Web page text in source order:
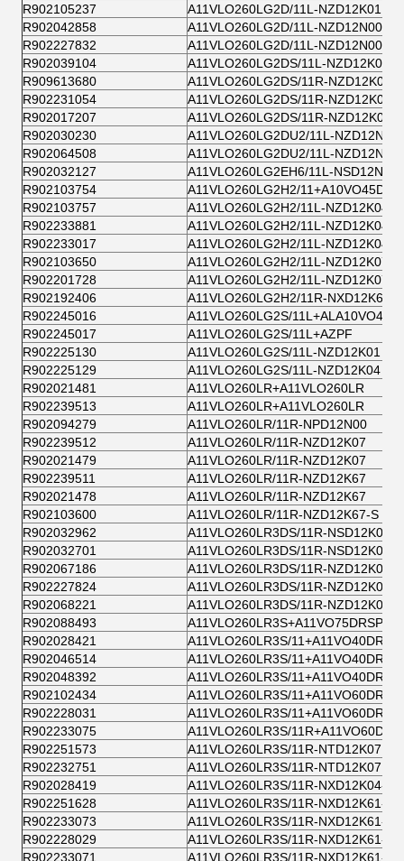
R902105237
A11VLO260LG2D/11L-NZD12K01
R902042858
A11VLO260LG2D/11L-NZD12N00
R902227832
A11VLO260LG2D/11L-NZD12N00-S
R902039104
A11VLO260LG2DS/11L-NZD12K02-S
R909613680
A11VLO260LG2DS/11R-NZD12K01-S
R902231054
A11VLO260LG2DS/11R-NZD12K02-S
R902017207
A11VLO260LG2DS/11R-NZD12K02-S
R902030230
A11VLO260LG2DU2/11L-NZD12N00
R902064508
A11VLO260LG2DU2/11L-
R902032127
A11VLO260LG2EH6/11L-NSD12N00
R902103754
A11VLO260LG2H2/
R902103757
A11VLO260LG2H2/11L-NZD12K04
R902233881
A11VLO260LG2H2/11L-NZD12K04
R902233017
A11VLO260LG2H2/11L-NZD12K04-Y
R902103650
A11VLO260LG2H2/11L-NZD12K07
R902201728
A11VLO260LG2H2/11L-NZD12K07-Y
R902192406
A11VLO260LG2H2/11R-
R902245016
A11VLO260LG2S/
R902245017
A11VLO260LG2S/11L+AZPF
R902225130
A11VLO260LG2S/11L-NZD12K01
R902225129
A11VLO260LG2S/11L-NZD12K04
R902021481
A11VLO260LR+A11VLO260LR
R902239513
A11VLO260LR+A11VLO260LR
R902094279
A11VLO260LR/11R-NPD12N00
R902239512
A11VLO260LR/11R-NZD12K07
R902021479
A11VLO260LR/11R-NZD12K07
R902239511
A11VLO260LR/11R-NZD12K67
R902021478
A11VLO260LR/11R-NZD12K67
R902103600
A11VLO260LR/11R-NZD12K67-S
R902032962
A11VLO260LR3DS/11R-NSD12K07
R902032701
A11VLO260LR3DS/11R-NSD12K07
R902067186
A11VLO260LR3DS/11R-NZD12K07
R902227824
A11VLO260LR3DS/11R-NZD12K07
R902068221
A11VLO260LR3DS/11R-NZD12K07
R902088493
A11VLO260LR3S+A11VO75DRSP
R902028421
A11VLO260LR3S/11+A11VO40DRS/
R902046514
A11VLO260LR3S/11+A11VO40DRS/
R902048392
A11VLO260LR3S/11+A11VO40DRS/
R902102434
A11VLO260LR3S/11+A11VO60DRS/
R902228031
A11VLO260LR3S/11+A11VO60DRS/
R902233075
A11VLO260LR3S/
R902251573
A11VLO260LR3S/11R-NTD12K07R-S
R902232751
A11VLO260LR3S/11R-NTD12K07R-S
R902028419
A11VLO260LR3S/11R-NXD12K04-S
R902251628
A11VLO260LR3S/11R-NXD12K61-S
R902233073
A11VLO260LR3S/11R-NXD12K61-S
R902228029
A11VLO260LR3S/11R-NXD12K61-S
R902233071
A11VLO260LR3S/11R-NXD12K61-S